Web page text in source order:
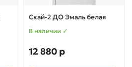
Скай-2 ДО Эмаль белая
В наличии ✓
12 880 р